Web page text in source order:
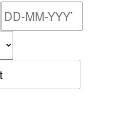
請輸入搜尋日期範圍的開
ID 搜尋保安警報